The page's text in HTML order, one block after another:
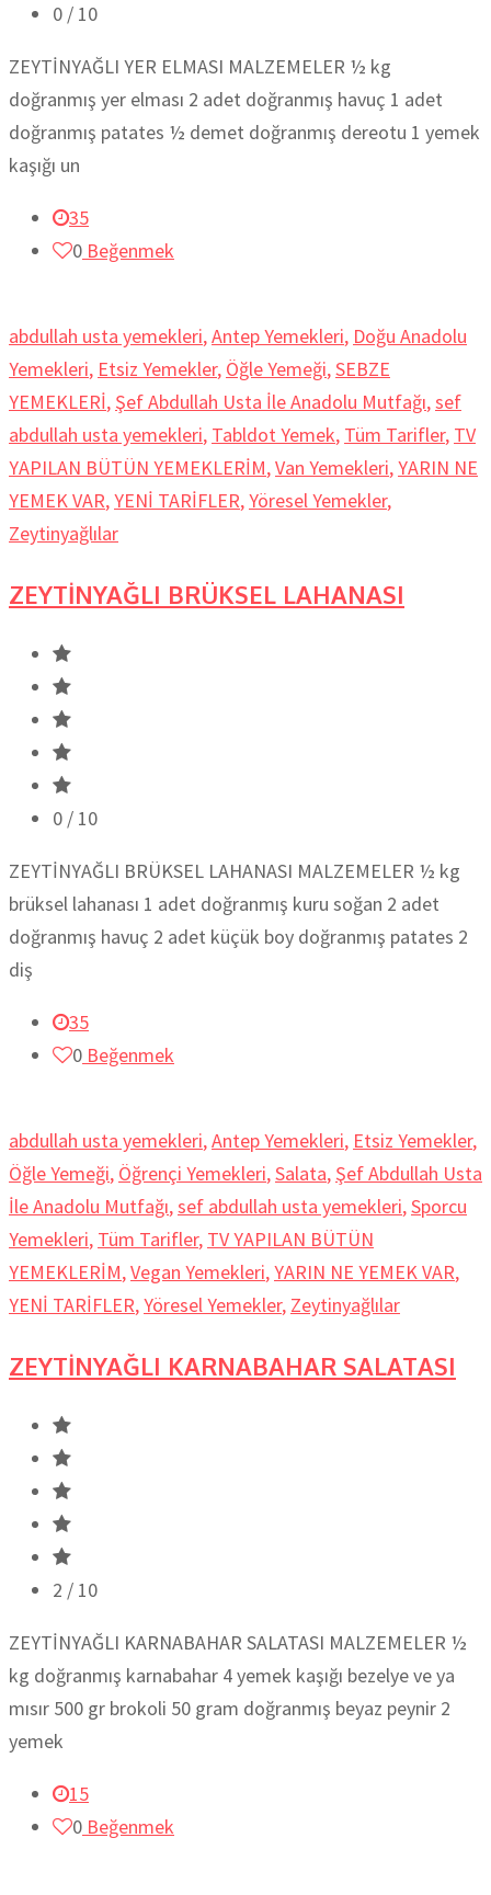
0 / 10
ZEYTİNYAĞLI YER ELMASI MALZEMELER ½ kg
doğranmış yer elması 2 adet doğranmış havuç 1 adet
doğranmış patates ½ demet doğranmış dereotu 1 yemek
kaşığı un
35
0 Beğenmek
abdullah usta yemekleri,Antep Yemekleri, Doğu Anadolu
Yemekleri, Etsiz Yemekler, Öğle Yemeği,SEBZE
YEMEKLERİ, Şef Abdullah Usta İle Anadolu Mutfağı,sef
abdullah usta yemekleri, Tabldot Yemek, Tüm Tarifler, TV
YAPILAN BÜTÜN YEMEKLERİM,Van Yemekleri,YARIN NE
YEMEK VAR,YENİ TARİFLER,Yöresel Yemekler,
Zeytinyağlılar
ZEYTİNYAĞLI BRÜKSEL LAHANASI
0 / 10
ZEYTİNYAĞLI BRÜKSEL LAHANASI MALZEMELER ½ kg
brüksel lahanası 1 adet doğranmış kuru soğan 2 adet
doğranmış havuç 2 adet küçük boy doğranmış patates 2
diş
35
0 Beğenmek
abdullah usta yemekleri,Antep Yemekleri, Etsiz Yemekler,
Öğle Yemeği, Öğrençi Yemekleri,Salata, Şef Abdullah Usta
İle Anadolu Mutfağı,sef abdullah usta yemekleri,Sporcu
Yemekleri, Tüm Tarifler, TV YAPILAN BÜTÜN
YEMEKLERİM,Vegan Yemekleri,YARIN NE YEMEK VAR,
YENİ TARİFLER,Yöresel Yemekler, Zeytinyağlılar
ZEYTİNYAĞLI KARNABAHAR SALATASI
2 / 10
ZEYTİNYAĞLI KARNABAHAR SALATASI MALZEMELER ½
kg doğranmış karnabahar 4 yemek kaşığı bezelye ve ya
mısır 500 gr brokoli 50 gram doğranmış beyaz peynir 2
yemek
15
0 Beğenmek